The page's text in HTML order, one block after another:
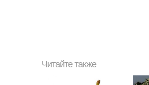
Читайте также